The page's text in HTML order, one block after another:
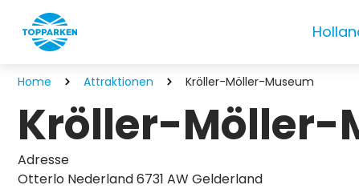
Home Attraktionen Kröller-Möller-Museum
Kröller-Möller-
Adresse
Otterlo Nederland 6731 AW Gelderland